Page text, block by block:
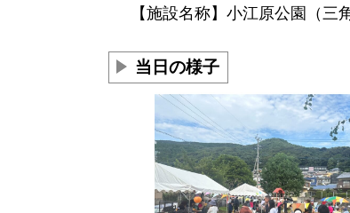
【施設名称】小江原公園（三
当日の様子